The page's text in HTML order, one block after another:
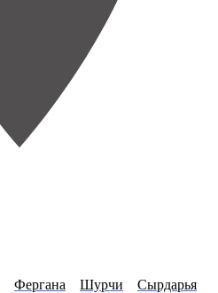
Фергана Шурчи
Сырдарья